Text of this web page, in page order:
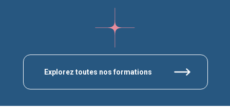
Explorez toutes nos formations